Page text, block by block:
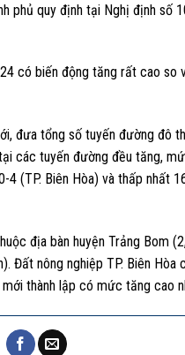
phủ quy định tại Nghị định
có biến động tăng rất cao so
đưa tổng số tuyến đường đô
các tuyến đường đều tăng,
(TP. Biên Hòa) và thấp nhất
địa bàn huyện Trảng Bom
Đất nông nghiệp TP. Biên Hòa
thành lập có mức tăng cao